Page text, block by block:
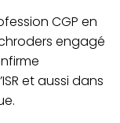
CGP en
engagé
et aussi dans